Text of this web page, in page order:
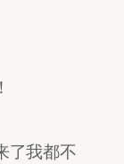
了我都不